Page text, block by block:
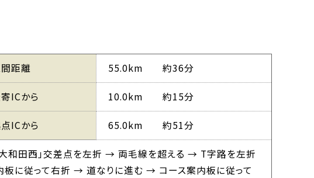
距離 55.0km 約36分
ICから 10.0km 約15分
ICから 65.0km 約51分
和田西」交差点を左折 → 両毛線を超える → T字路を左折
に従って右折 → 道なりに進む → コース案内板に従って